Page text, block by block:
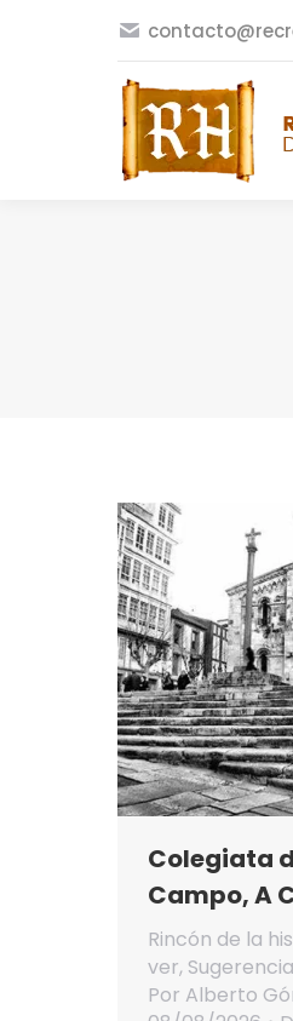
Colegiata
Campo, A
Rincón de la
ver,
Por Alberto